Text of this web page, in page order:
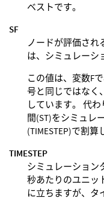
ベストです。
SF
ノードが評価さ
は、シミュレーシ
この値は、変数F
号と同じではなく、
しています。 代
間(ST)をシミュレ
(TIMESTEP)で割算
TIMESTEP
シミュレーション
秒あたりのユニッ
に立ちますが、タ